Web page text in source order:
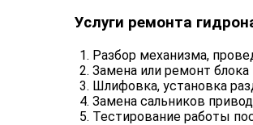
Услуги ремонта
Разбор механизма,
Замена или ремонт блока
Шлифовка, установка
Замена сальников
Тестирование работы